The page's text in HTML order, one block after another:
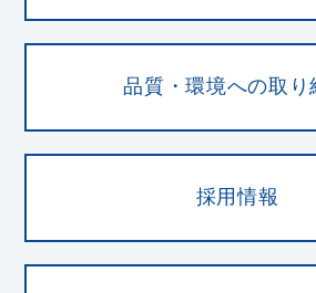
品質・環境への取り
採用情報